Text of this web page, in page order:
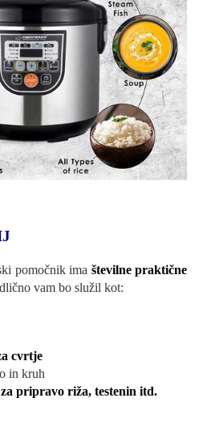
pomočnik ima številne praktične
vam bo služil kot:
cvrtje
in kruh
pripravo riža, testenin itd.